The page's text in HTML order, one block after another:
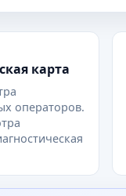
карта
операторов.